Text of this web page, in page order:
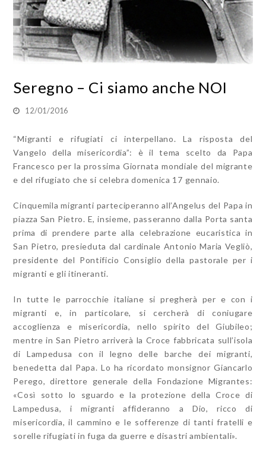
Seregno – Ci siamo anche NOI
12/01/2016
“Migranti e rifugiati ci interpellano. La risposta del
Vangelo della misericordia”: è il tema scelto da Papa
Francesco per la prossima Giornata mondiale del migrante
e del rifugiato che si celebra domenica 17 gennaio.
Cinquemila migranti parteciperanno all’Angelus del Papa in
piazza San Pietro. E, insieme, passeranno dalla Porta santa
prima di prendere parte alla celebrazione eucaristica in
San Pietro, presieduta dal cardinale Antonio Maria Vegliò,
presidente del Pontificio Consiglio della pastorale per i
migranti e gli itineranti.
In tutte le parrocchie italiane si pregherà per e con i
migranti e, in particolare, si cercherà di coniugare
accoglienza e misericordia, nello spirito del Giubileo;
mentre in San Pietro arriverà la Croce fabbricata sull’isola
di Lampedusa con il legno delle barche dei migranti,
benedetta dal Papa. Lo ha ricordato monsignor Giancarlo
Perego, direttore generale della Fondazione Migrantes:
«Così sotto lo sguardo e la protezione della Croce di
Lampedusa, i migranti affideranno a Dio, ricco di
misericordia, il cammino e le sofferenze di tanti fratelli e
sorelle rifugiati in fuga da guerre e disastri ambientali».